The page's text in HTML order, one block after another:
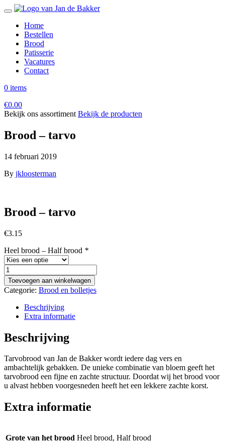
Home
Bestellen
Brood
Patisserie
Vacatures
Contact
0 items
€0.00
Bekijk ons assortiment Bekijk de producten
Brood – tarvo
14 februari 2019
By jkloosterman
Brood – tarvo
€3.15
Heel brood – Half brood *
Brood
-
tarvo
aantal
Toevoegen aan winkelwagen
Categorie: Brood en bolletjes
Beschrijving
Extra informatie
Beschrijving
Tarvobrood van Jan de Bakker wordt iedere dag vers en
ambachtelijk gebakken. De unieke combinatie van bloem geeft het
tarvobrood een fijne en zachte structuur. Doordat wij het brood voor
u alvast hebben voorgesneden heeft het een lekkere zachte korst.
Extra informatie
Grote van het brood Heel brood, Half brood